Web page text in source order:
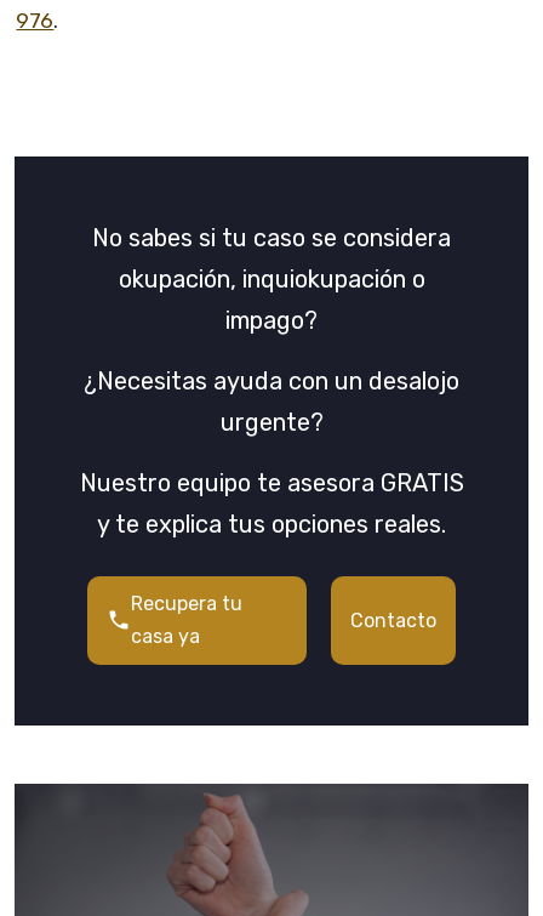
976.
No sabes si tu caso se considera
okupación, inquiokupación o
impago?
¿Necesitas ayuda con un desalojo
urgente?
Nuestro equipo te asesora GRATIS
y te explica tus opciones reales.
Recupera tu
casa ya
Contacto